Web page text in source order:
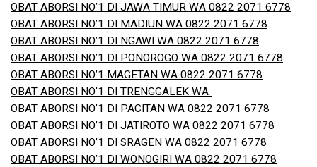
OBAT ABORSI NO’1 DI JAWA TIMUR WA 0822 2071 6778
OBAT ABORSI NO’1 DI MADIUN WA 0822 2071 6778
OBAT ABORSI NO’1 DI NGAWI WA 0822 2071 6778
OBAT ABORSI NO’1 DI PONOROGO WA 0822 2071 6778
OBAT ABORSI NO’1 MAGETAN WA 0822 2071 6778
OBAT ABORSI NO’1 DI TRENGGALEK WA
OBAT ABORSI NO’1 DI PACITAN WA 0822 2071 6778
OBAT ABORSI NO’1 DI JATIROTO WA 0822 2071 6778
OBAT ABORSI NO’1 DI SRAGEN WA 0822 2071 6778
OBAT ABORSI NO’1 DI WONOGIRI WA 0822 2071 6778